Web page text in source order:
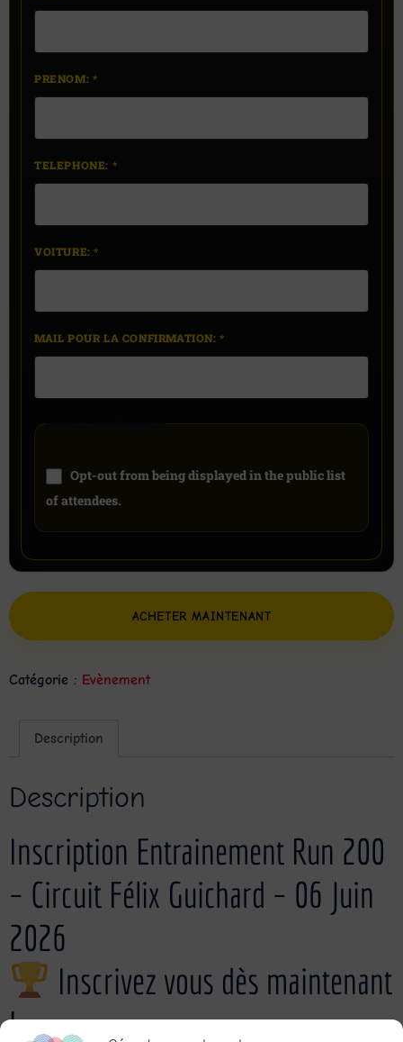
PRENOM: *
TELEPHONE: *
VOITURE:*
MAIL POUR LA CONFIRMATION:*
Opt-out from being displayed in the public list
of attendees.
ACHETER MAINTENANT
Catégorie : Evènement
Description
Description
Inscription Entrainement Run 200
– Circuit Félix Guichard – 06 Juin
2026
Inscrivez vous dès maintenant
!